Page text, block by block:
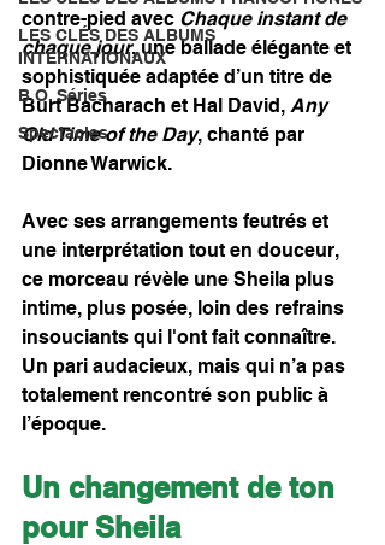
LES CLÉS DES ALBUMS
INTERNATIONAUX
B.O. Séries
Spectacles
contre-pied avec Chaque instant de
chaque jour, une ballade élégante et
sophistiquée adaptée d’un titre de
Burt Bacharach et Hal David, Any
Old Time of the Day, chanté par
Dionne Warwick.
Avec ses arrangements feutrés et
une interprétation tout en douceur,
ce morceau révèle une Sheila plus
intime, plus posée, loin des refrains
insouciants qui l'ont fait connaître.
Un pari audacieux, mais qui n’a pas
totalement rencontré son public à
l’époque.
Un changement de ton
pour Sheila